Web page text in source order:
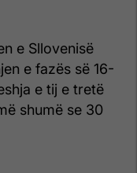
e Sllovenisë
e fazës së 16-
e tij e tretë
shumë se 30